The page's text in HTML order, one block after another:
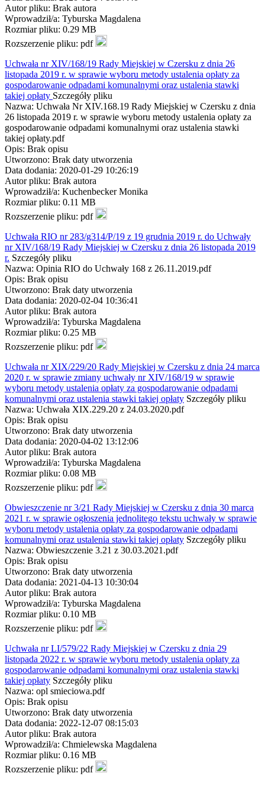
Autor pliku: Brak autora
Wprowadził/a: Tyburska Magdalena
Rozmiar pliku: 0.29 MB
Rozszerzenie pliku: pdf
Uchwała nr XIV/168/19 Rady Miejskiej w Czersku z dnia 26
listopada 2019 r. w sprawie wyboru metody ustalenia opłaty za
gospodarowanie odpadami komunalnymi oraz ustalenia stawki
takiej opłaty Szczegóły pliku
Nazwa: Uchwała Nr XIV.168.19 Rady Miejskiej w Czersku z dnia
26 listopada 2019 r. w sprawie wyboru metody ustalenia opłaty za
gospodarowanie odpadami komunalnymi oraz ustalenia stawki
takiej opłaty.pdf
Opis: Brak opisu
Utworzono: Brak daty utworzenia
Data dodania: 2020-01-29 10:26:19
Autor pliku: Brak autora
Wprowadził/a: Kuchenbecker Monika
Rozmiar pliku: 0.11 MB
Rozszerzenie pliku: pdf
Uchwała RIO nr 283/g314/P/19 z 19 grudnia 2019 r. do Uchwały
nr XIV/168/19 Rady Miejskiej w Czersku z dnia 26 listopada 2019
r. Szczegóły pliku
Nazwa: Opinia RIO do Uchwały 168 z 26.11.2019.pdf
Opis: Brak opisu
Utworzono: Brak daty utworzenia
Data dodania: 2020-02-04 10:36:41
Autor pliku: Brak autora
Wprowadził/a: Tyburska Magdalena
Rozmiar pliku: 0.25 MB
Rozszerzenie pliku: pdf
Uchwała nr XIX/229/20 Rady Miejskiej w Czersku z dnia 24 marca
2020 r. w sprawie zmiany uchwały nr XIV/168/19 w sprawie
wyboru metody ustalenia opłaty za gospodarowanie odpadami
komunalnymi oraz ustalenia stawki takiej opłaty Szczegóły pliku
Nazwa: Uchwała XIX.229.20 z 24.03.2020.pdf
Opis: Brak opisu
Utworzono: Brak daty utworzenia
Data dodania: 2020-04-02 13:12:06
Autor pliku: Brak autora
Wprowadził/a: Tyburska Magdalena
Rozmiar pliku: 0.08 MB
Rozszerzenie pliku: pdf
Obwieszczenie nr 3/21 Rady Miejskiej w Czersku z dnia 30 marca
2021 r. w sprawie ogłoszenia jednolitego tekstu uchwały w sprawie
wyboru metody ustalenia opłaty za gospodarowanie odpadami
komunalnymi oraz ustalenia stawki takiej opłaty Szczegóły pliku
Nazwa: Obwieszczenie 3.21 z 30.03.2021.pdf
Opis: Brak opisu
Utworzono: Brak daty utworzenia
Data dodania: 2021-04-13 10:30:04
Autor pliku: Brak autora
Wprowadził/a: Tyburska Magdalena
Rozmiar pliku: 0.10 MB
Rozszerzenie pliku: pdf
Uchwała nr LI/579/22 Rady Miejskiej w Czersku z dnia 29
listopada 2022 r. w sprawie wyboru metody ustalenia opłaty za
gospodarowanie odpadami komunalnymi oraz ustalenia stawki
takiej opłaty Szczegóły pliku
Nazwa: opl smieciowa.pdf
Opis: Brak opisu
Utworzono: Brak daty utworzenia
Data dodania: 2022-12-07 08:15:03
Autor pliku: Brak autora
Wprowadził/a: Chmielewska Magdalena
Rozmiar pliku: 0.16 MB
Rozszerzenie pliku: pdf